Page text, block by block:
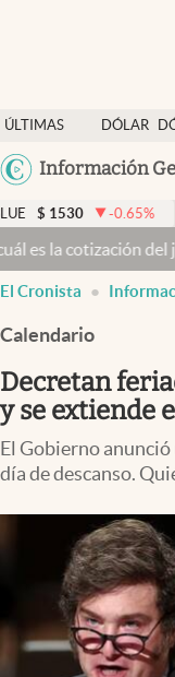
ÚLTIMAS
NOTICIAS
DÓLAR
Información
Dólar
Members
Economía y Política
Finanzas y Mercados
Mercados Online
Negocios
Columnistas
Otras secciones
Apertura
Clase
Mundial 2026
Eventos Corporativos
-0.65%
jueves 6 de agosto
El Cronista
Calendario
Decretan
y se extiende
El Gobierno
día de descanso.